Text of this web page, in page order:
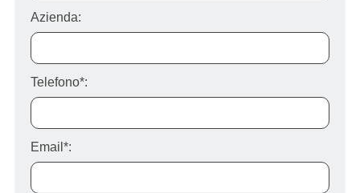
Azienda:
Telefono*:
Email*: